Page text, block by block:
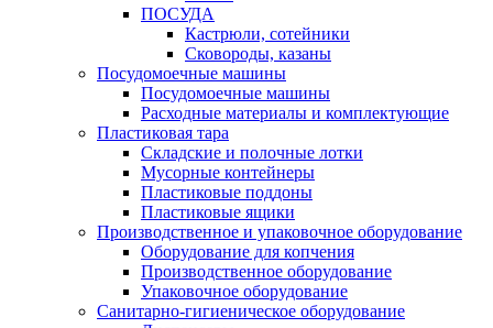
ПОСУДА
Кастрюли, сотейники
Сковороды, казаны
Посудомоечные машины
Посудомоечные машины
Расходные материалы и комплектующие
Пластиковая тара
Складские и полочные лотки
Мусорные контейнеры
Пластиковые поддоны
Пластиковые ящики
Производственное и упаковочное оборудование
Оборудование для копчения
Производственное оборудование
Упаковочное оборудование
Санитарно-гигиеническое оборудование